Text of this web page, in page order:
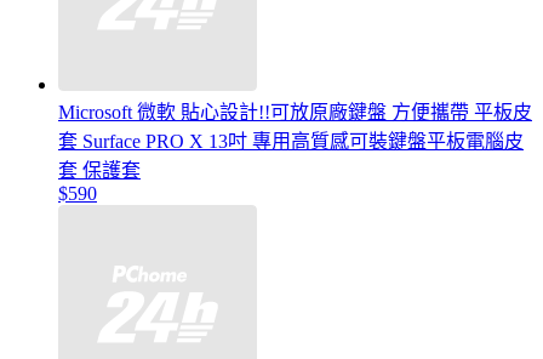
Microsoft 微軟 貼心設計!!可放原廠鍵盤 方便攜帶 平板皮
套 Surface PRO X 13吋 專用高質感可裝鍵盤平板電腦皮
套 保護套
$590